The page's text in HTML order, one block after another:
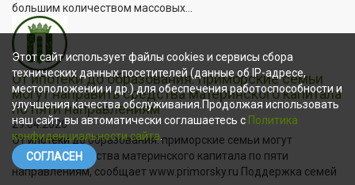
большим количеством массовых...
От ипотеки до образования: приморские семьи
могут направить средства материнского капитала
по пяти направлениям
29.04.2026
От ипотеки до образования: приморские семьи могут
направить средства материнского капитала по пяти
направлениям, сообщает www.primorsky.ru Поддержка семей
Этот сайт использует файлы cookies и сервисы сбора
технических данных посетителей (данные об IP-адресе,
местоположении и др.) для обеспечения работоспособности и
улучшения качества обслуживания.Продолжая использовать
наш сайт, вы автоматически соглашаетесь с Политика
конфиденциальности сайта
СОГЛАСЕН